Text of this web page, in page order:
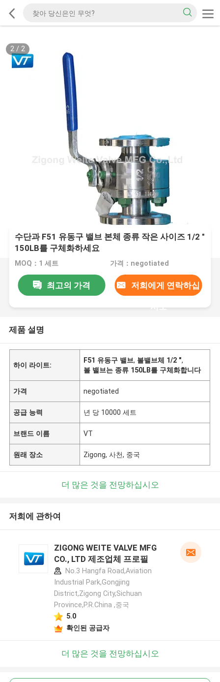
2/ 2
수단과 F51 유동구 밸브 본체 종류 작은 사이즈 1/2 "
150LB를 구체화하세요
MOQ：1 세트 가격：negotiated
최고의 가격 저희에게 연락하십
시오
제품 설명
하이 라이트:
F51 유동구 밸브, 볼밸브체 1/2 ",
볼 밸브는 종류 150LB를 구체화합니다
가격 negotiated
공급 능력 년 당 10000 세트
브랜드 이름 VT
원래 장소 Zigong, 사천, 중국
더 많은 것을 전망하십시오
저희에 관하여
ZIGONG WEITE VALVE MFG
CO., LTD 제조업체 프로필
No.3 Hangfa Road,Aviation
Industrial Park,Gongjing
District,Zigong City,Sichuan
Province,P.R.China ,중국
5.0
확인된 공급자
더 많은 것을 전망하십시오